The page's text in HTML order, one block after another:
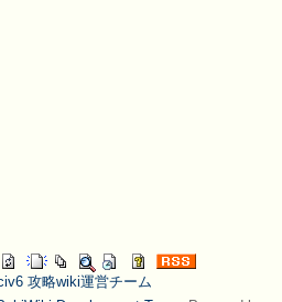
攻略wiki運営チーム